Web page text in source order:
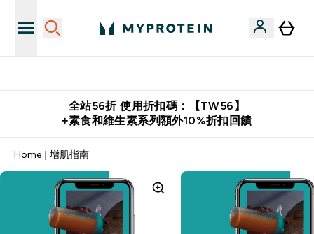
全站56折 使用折扣碼：【TW56】
+素食和維生素系列額外10%折扣回饋
Home 增肌指南